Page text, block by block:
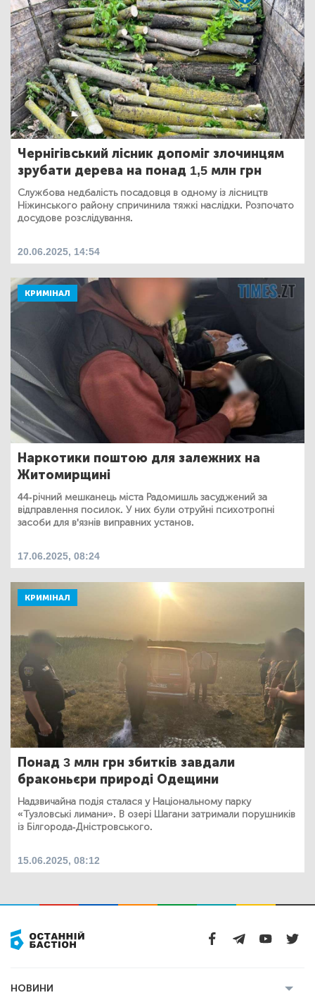
Чернігівський лісник допоміг злочинцям
зрубати дерева на понад 1,5 млн грн
Службова недбалість посадовця в одному із лісництв
Ніжинського району спричинила тяжкі наслідки. Розпочато
досудове розслідування.
20.06.2025, 14:54
КРИМІНАЛ
Наркотики поштою для залежних на
Житомирщині
44-річний мешканець міста Радомишль засуджений за
відправлення посилок. У них були отруйні психотропні
засоби для в'язнів виправних установ.
17.06.2025, 08:24
КРИМІНАЛ
Понад 3 млн грн збитків завдали
браконьєри природі Одещини
Надзвичайна подія сталася у Національному парку
«Тузловські лимани». В озері Шагани затримали порушників
із Білгорода-Дністровського.
15.06.2025, 08:12
НОВИНИ